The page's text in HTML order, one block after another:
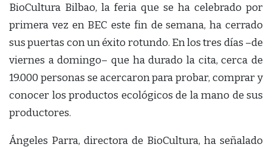
BioCultura Bilbao, la feria que se ha celebrado por
primera vez en BEC este fin de semana, ha cerrado
sus puertas con un éxito rotundo. En los tres días –de
viernes a domingo– que ha durado la cita, cerca de
19.000 personas se acercaron para probar, comprar y
conocer los productos ecológicos de la mano de sus
productores.
Ángeles Parra, directora de BioCultura, ha señalado